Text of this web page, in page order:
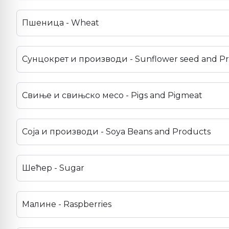
Пшеница - Wheat
Сунцокрет и производи - Sunflower seed and
Свиње и свињско месо - Pigs and Pigmeat
Соја и производи - Soya Beans and Products
Шећер - Sugar
Малине - Raspberries